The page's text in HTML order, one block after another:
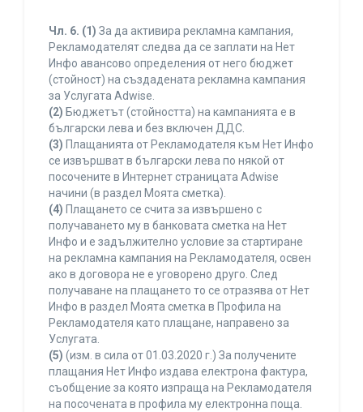
Чл. 6. (1) За да активира рекламна кампания,
Рекламодателят следва да се заплати на Нет
Инфо авансово определения от него бюджет
(стойност) на създадената рекламна кампания
за Услугата Adwise.
(2) Бюджетът (стойността) на кампанията е в
български лева и без включен ДДС.
(3) Плащанията от Рекламодателя към Нет Инфо
се извършват в български лева по някой от
посочените в Интернет страницата Adwise
начини (в раздел Моята сметка).
(4) Плащането се счита за извършено с
получаването му в банковата сметка на Нет
Инфо и е задължително условие за стартиране
на рекламна кампания на Рекламодателя, освен
ако в договора не е уговорено друго. След
получаване на плащането то се отразява от Нет
Инфо в раздел Моята сметка в Профила на
Рекламодателя като плащане, направено за
Услугата.
(5) (изм. в сила от 01.03.2020 г.) За получените
плащания Нет Инфо издава електрона фактура,
съобщение за която изпраща на Рекламодателя
на посочената в профила му електронна поща.